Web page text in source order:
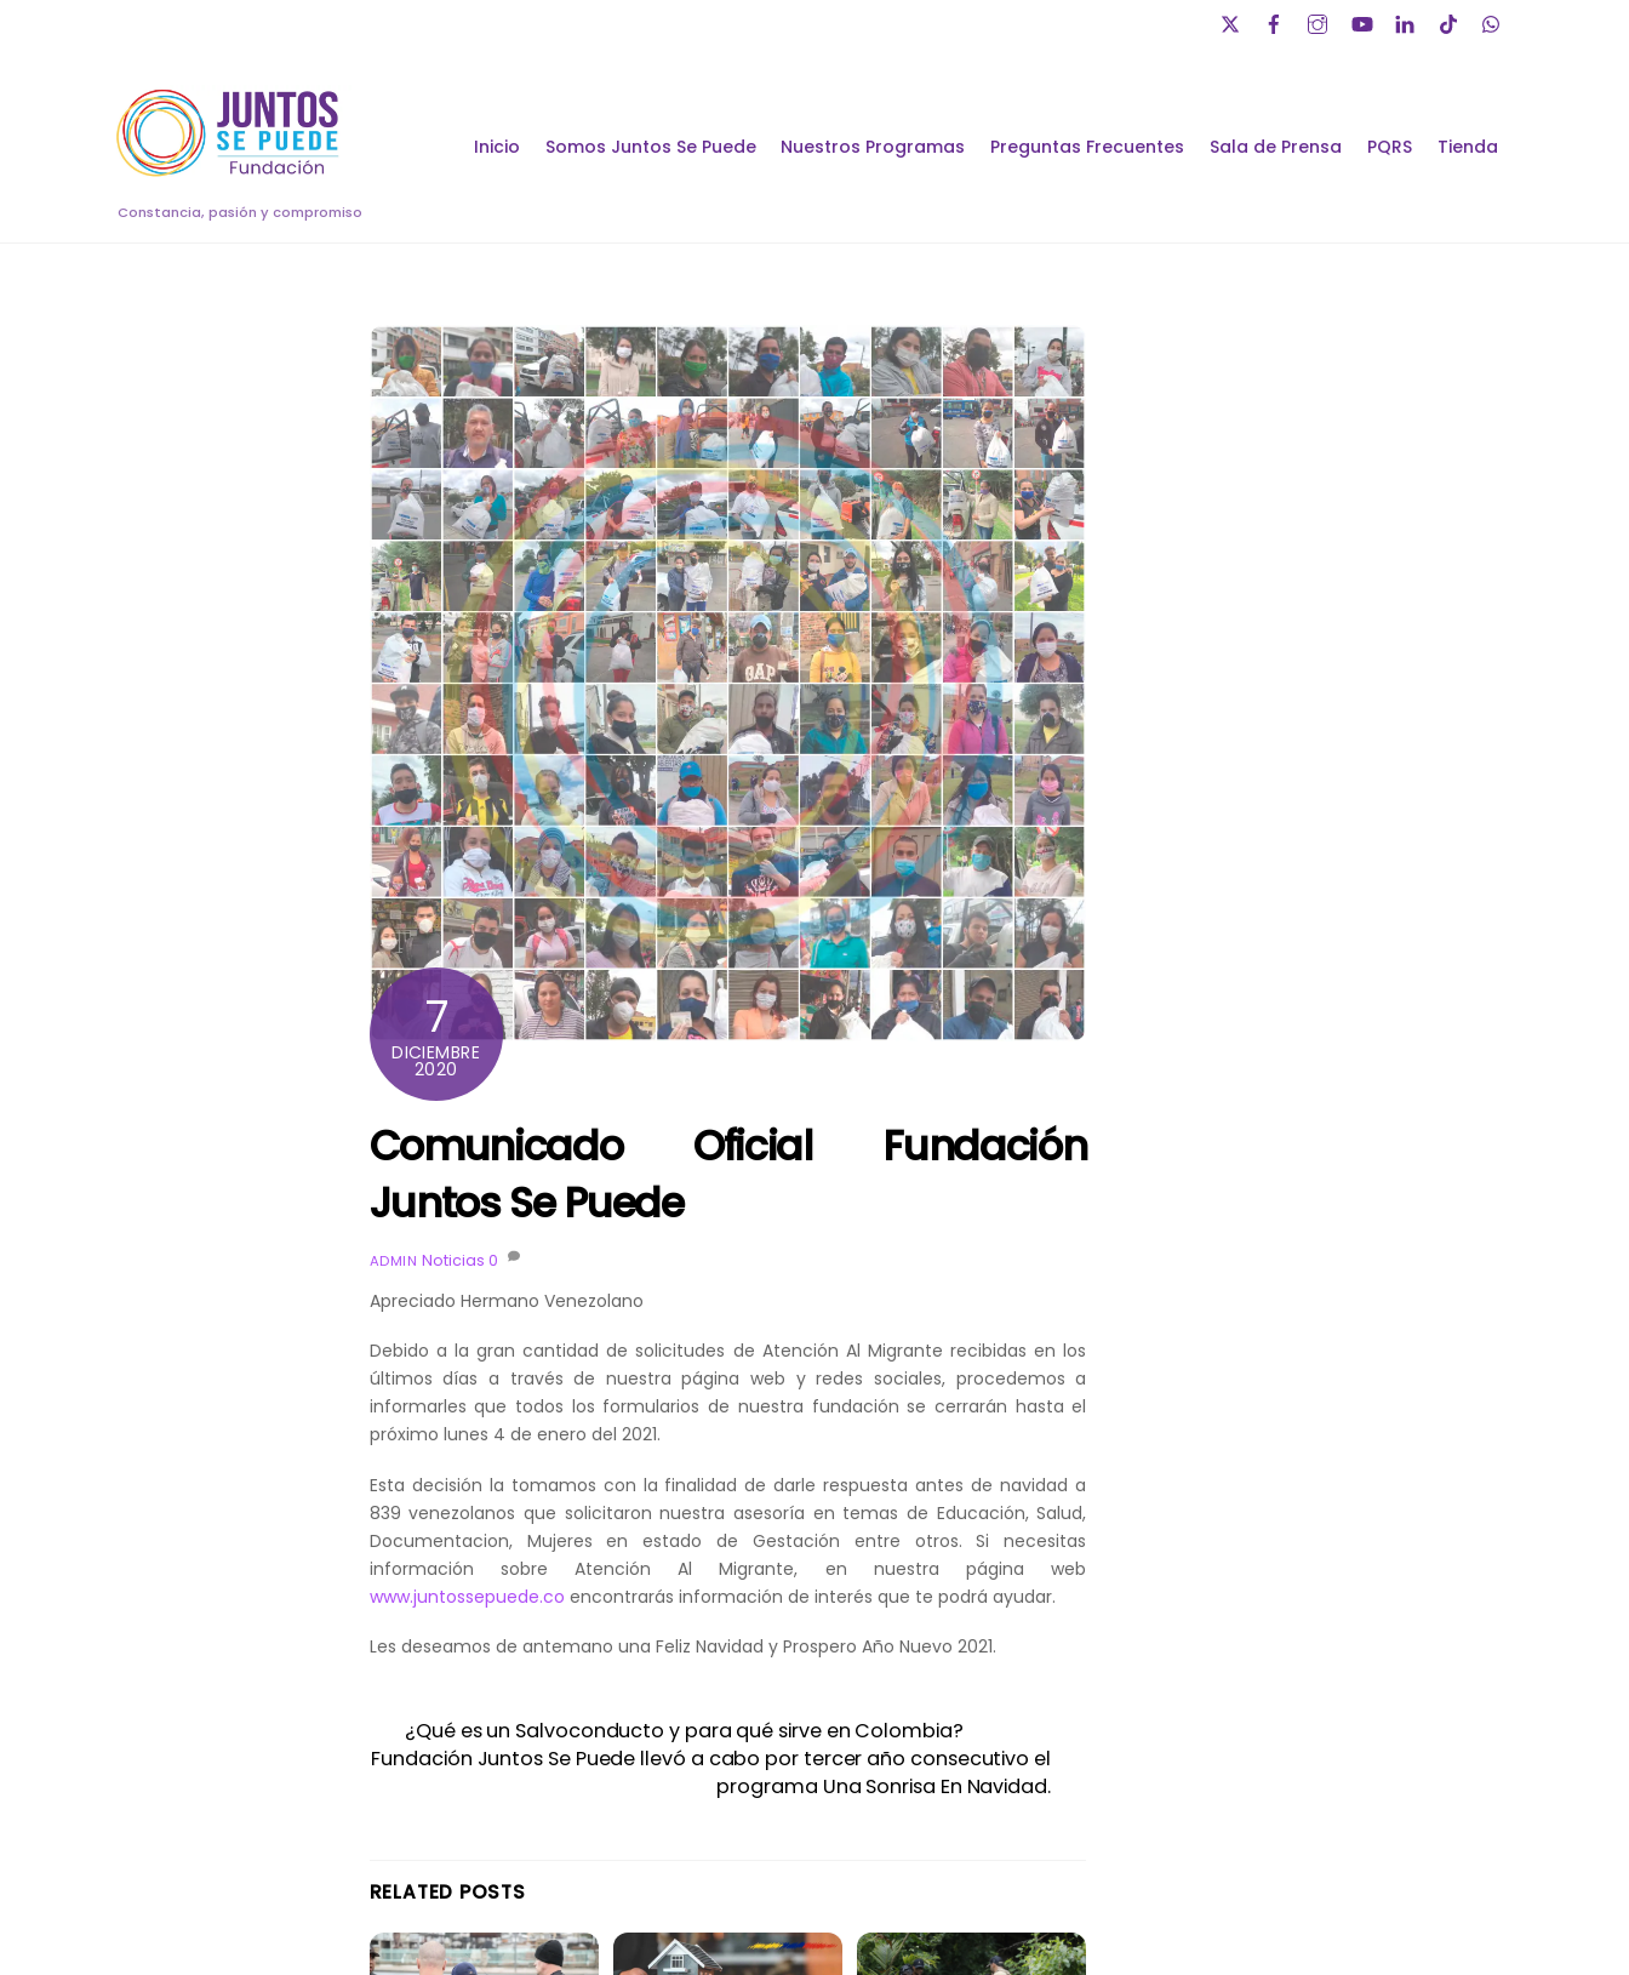
Constancia, pasión y compromiso
Inicio Somos Juntos Se Puede Nuestros Programas Preguntas Frecuentes Sala de Prensa PQRS Tienda
7
DICIEMBRE
2020
Comunicado Oficial Fundación
Juntos Se Puede
ADMIN Noticias 0
Apreciado Hermano Venezolano
Debido a la gran cantidad de solicitudes de Atención Al Migrante recibidas en los
últimos días a través de nuestra página web y redes sociales, procedemos a
informarles que todos los formularios de nuestra fundación se cerrarán hasta el
próximo lunes 4 de enero del 2021.
Esta decisión la tomamos con la finalidad de darle respuesta antes de navidad a
839 venezolanos que solicitaron nuestra asesoría en temas de Educación, Salud,
Documentacion, Mujeres en estado de Gestación entre otros. Si necesitas
información sobre Atención Al Migrante, en nuestra página web
www.juntossepuede.co encontrarás información de interés que te podrá ayudar.
Les deseamos de antemano una Feliz Navidad y Prospero Año Nuevo 2021.
¿Qué es un Salvoconducto y para qué sirve en Colombia?
Fundación Juntos Se Puede llevó a cabo por tercer año consecutivo el
programa Una Sonrisa En Navidad.
RELATED POSTS